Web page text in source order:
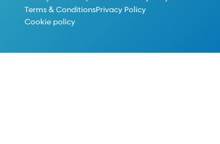
Terms & ConditionsPrivacy Policy
Cookie policy